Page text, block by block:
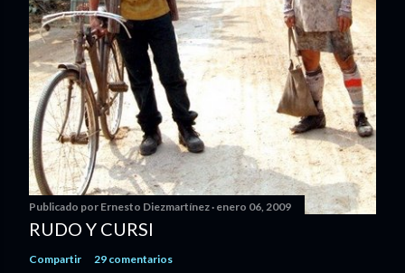
Publicado por Ernesto Diezmartínez enero 06, 2009
RUDO Y CURSI
Compartir 29 comentarios